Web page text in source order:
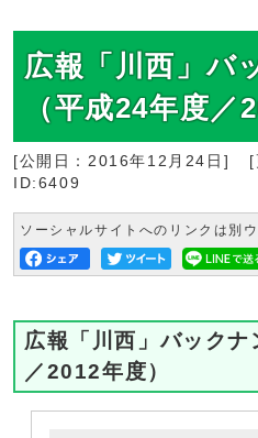
広報「川西」バ
（平成24年度／
[公開日： 2016年12月24日 ] [
ID:6409
ソーシャルサイトへのリンクは別
広報「川西」バック
／2012年度）